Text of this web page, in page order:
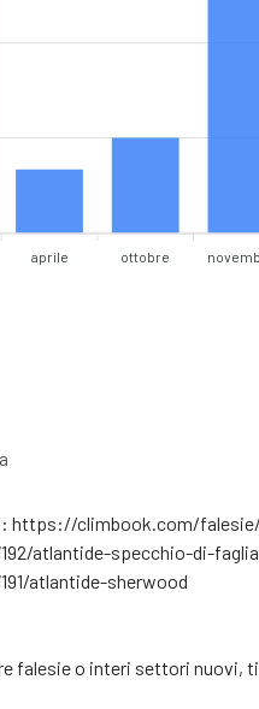
aprile ottobre
https://climbook.com/
atlantide-specchio-di-faglia
atlantide-sherwood
falesie o interi settori nuovi,